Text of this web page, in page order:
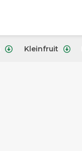
Kleinfruit